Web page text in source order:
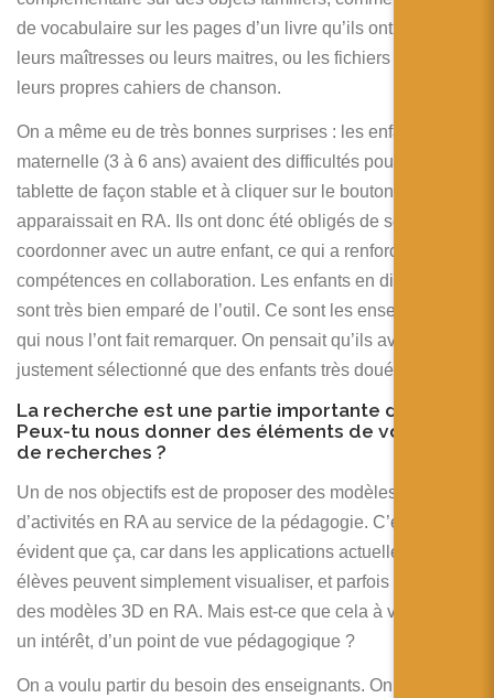
de vocabulaire sur les pages d’un livre qu’ils ont lu avec
leurs maîtresses ou leurs maitres, ou les fichiers audios sur
leurs propres cahiers de chanson.
On a même eu de très bonnes surprises : les enfants en
maternelle (3 à 6 ans) avaient des difficultés pour tenir la
tablette de façon stable et à cliquer sur le bouton audio, qui
apparaissait en RA. Ils ont donc été obligés de se
coordonner avec un autre enfant, ce qui a renforcé leurs
compétences en collaboration. Les enfants en difficultés se
sont très bien emparé de l’outil. Ce sont les enseignants
qui nous l’ont fait remarquer. On pensait qu’ils avaient
justement sélectionné que des enfants très doués.
La recherche est une partie importante du projet.
Peux-tu nous donner des éléments de vos axes
de recherches ?
Un de nos objectifs est de proposer des modèles
d’activités en RA au service de la pédagogie. C’est pas si
évident que ça, car dans les applications actuelles, les
élèves peuvent simplement visualiser, et parfois manipuler,
des modèles 3D en RA. Mais est-ce que cela à vraiment
un intérêt, d’un point de vue pédagogique ?
On a voulu partir du besoin des enseignants. On leur a